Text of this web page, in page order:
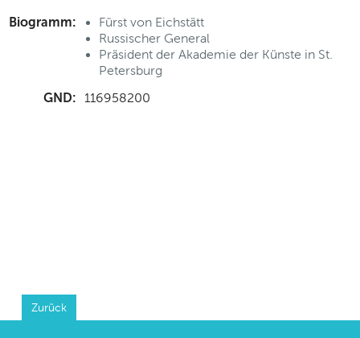
Biogramm:
Fürst von Eichstätt
Russischer General
Präsident der Akademie der Künste in St.
Petersburg
GND: 116958200
Zurück